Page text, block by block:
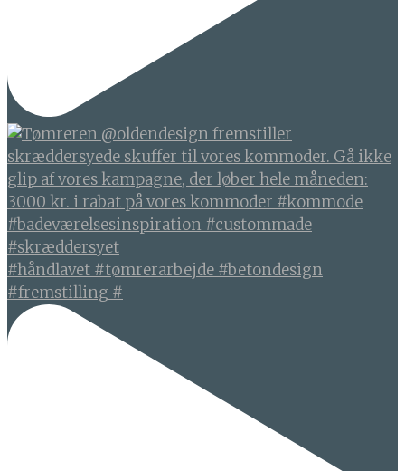
#håndlavet #tømrerarbejde #betondesign
#fremstilling #